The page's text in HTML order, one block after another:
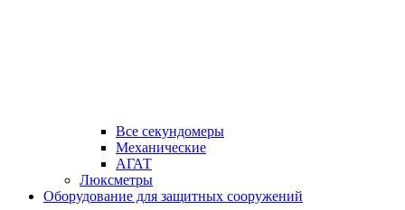
Все секундомеры
Механические
АГАТ
Люксметры
Оборудование для защитных сооружений